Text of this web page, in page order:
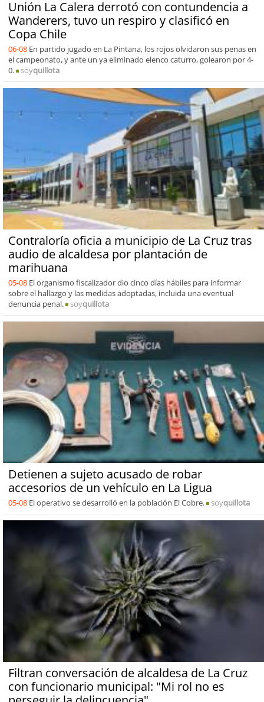
Unión La Calera derrotó con contundencia a
Wanderers, tuvo un respiro y clasificó en
Copa Chile
06-08 En partido jugado en La Pintana, los rojos olvidaron sus penas en
el campeonato, y ante un ya eliminado elenco caturro, golearon por 4-
0.
soyquillota
Contraloría oficia a municipio de La Cruz tras
audio de alcaldesa por plantación de
marihuana
05-08 El organismo fiscalizador dio cinco días hábiles para informar
sobre el hallazgo y las medidas adoptadas, incluida una eventual
denuncia penal.
soyquillota
Detienen a sujeto acusado de robar
accesorios de un vehículo en La Ligua
05-08 El operativo se desarrolló en la población El Cobre. soyquillota
Filtran conversación de alcaldesa de La Cruz
con funcionario municipal: "Mi rol no es